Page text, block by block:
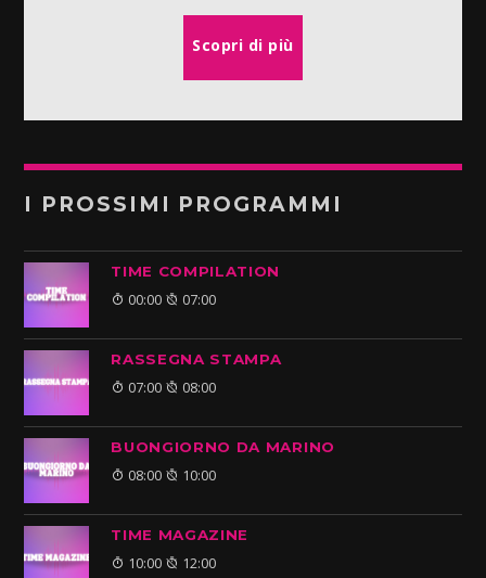
Scopri di più
I PROSSIMI PROGRAMMI
TIME COMPILATION
00:00 07:00
RASSEGNA STAMPA
07:00 08:00
BUONGIORNO DA MARINO
08:00 10:00
TIME MAGAZINE
10:00 12:00